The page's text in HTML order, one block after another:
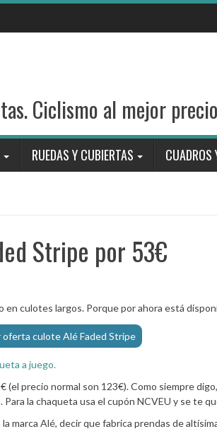
Ciclismo al mejor precio
RUEDAS Y CUBIERTAS CUADROS
Stripe por 53€
culotes largos. Porque por ahora está
oferta culote Alé Faded Stripe
a juego.
(el precio normal son 123€). Como siempre
la chaqueta usa el cupón NCVEU y se te
marca Alé, decir que fabrica prendas de